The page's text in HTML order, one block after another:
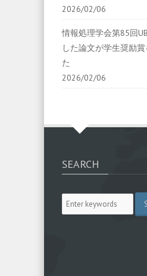
2026/02/06
情報処理学会第85回
した論文が学生奨励
た
2026/02/06
SEARCH